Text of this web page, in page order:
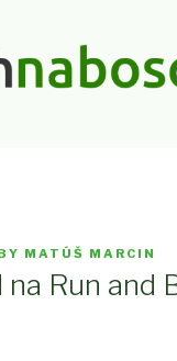
MATÚŠ MARCIN
na Run and